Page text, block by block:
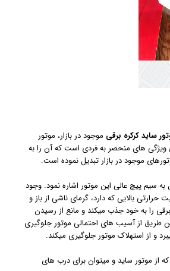
ساید کرکره برقی موجود در بازار، موتور
ویژگی های منحصر به فردی است که آن را به
موجود در بازار تبدیل نموده است.
به سیم پیچ عالی این موتور اشاره نمود. وجود
حرارتی بالایی که دارد، گرمای ناشی از باز و
را به خود جذب میکند و مانع از رسیدن
طریق از آسیب های احتمالی موتور جلوگیری
و از استهلاک موتور جلوگیری میکند.
موتور ساید و میتوان برای درب های